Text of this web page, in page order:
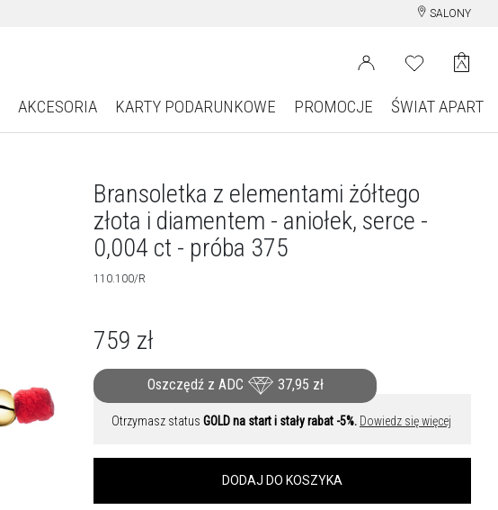
SALONY
AKCESORIA KARTY PODARUNKOWE PROMOCJE ŚWIAT APART
Bransoletka z elementami żółtego
złota i diamentem - aniołek, serce -
0,004 ct - próba 375
110.100/R
759 zł
Oszczędź z ADC 37,95 zł
Otrzymasz status GOLD na start i stały rabat -5%. Dowiedz się więcej
DODAJ DO KOSZYKA